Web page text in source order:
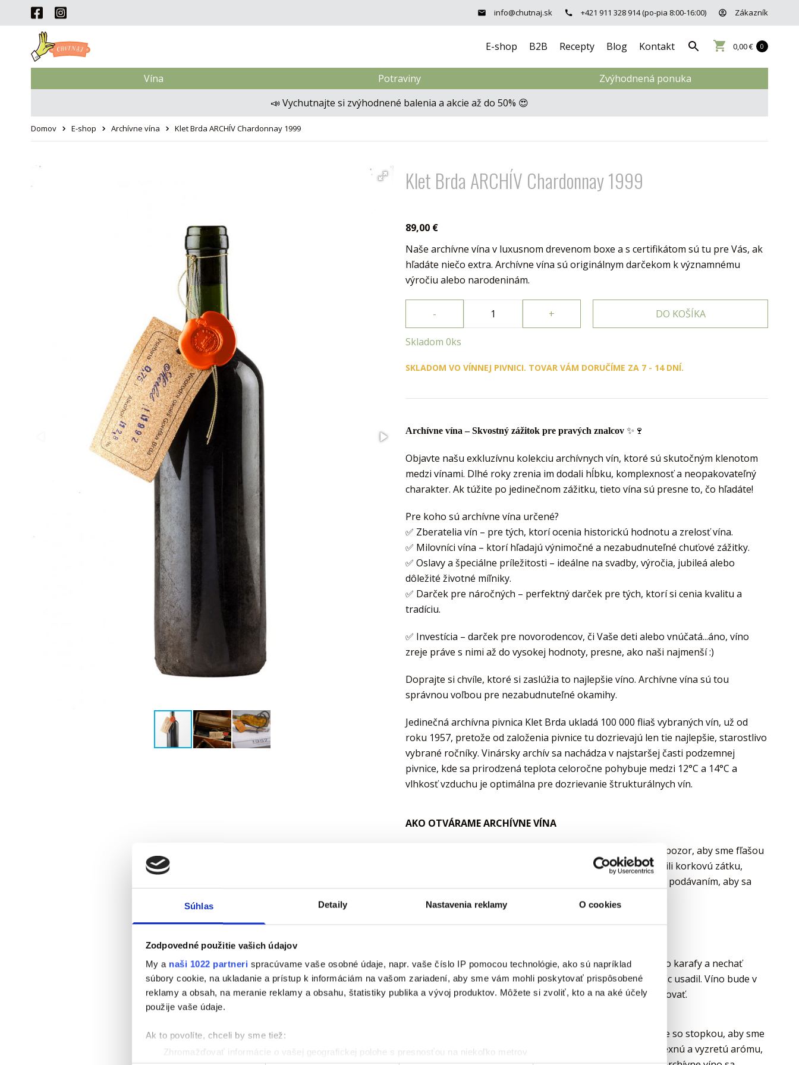
Súhlas Detaily Nastavenia reklamy O cookies
Zodpovedné použitie vašich údajov
My a naši 1022 partneri spracúvame vaše osobné údaje, napr. vaše číslo IP pomocou technológie, ako sú napríklad
súbory cookie, na ukladanie a prístup k informáciám na vašom zariadení, aby sme vám mohli poskytovať prispôsobené
reklamy a obsah, na meranie reklamy a obsahu, štatistiky publika a vývoj produktov. Môžete si zvoliť, kto a na aké účely
použije vaše údaje.
Ak to povolíte, chceli by sme tiež:
Zhromažďovať informácie o vašej geografickej polohe s presnosťou na niekoľko metrov
info@chutnaj.sk +421 911 328 914 (po-pia 8:00-16:00) Zákazník
E-shop B2B Recepty Blog Kontakt 0,00 € 0
Vína Potraviny
Zvýhodnená ponuka
📣 Vychutnajte si zvýhodnené balenia a akcie až do 50% 😍
Domov E-shop Archívne vína Klet Brda ARCHÍV Chardonnay 1999
Klet Brda ARCHÍV Chardonnay 1999
89,00 €
Naše archívne vína v luxusnom drevenom boxe a s certifikátom sú tu pre Vás, ak
hľadáte niečo extra. Archívne vína sú originálnym darčekom k významnému
výročiu alebo narodeninám.
- + DO KOŠÍKA
Skladom 0ks
SKLADOM VO VÍNNEJ PIVNICI. TOVAR VÁM DORUČÍME ZA 7 - 14 DNÍ.
Archívne vína – Skvostný zážitok pre pravých znalcov ✨ 🍷
Objavte našu exkluzívnu kolekciu archívnych vín, ktoré sú skutočným klenotom
medzi vínami. Dlhé roky zrenia im dodali hĺbku, komplexnosť a neopakovateľný
charakter. Ak túžite po jedinečnom zážitku, tieto vína sú presne to, čo hľadáte!
Pre koho sú archívne vína určené?
✅ Zberatelia vín – pre tých, ktorí ocenia historickú hodnotu a zrelosť vína.
✅ Milovníci vína – ktorí hľadajú výnimočné a nezabudnuteľné chuťové zážitky.
✅ Oslavy a špeciálne príležitosti – ideálne na svadby, výročia, jubileá alebo
dôležité životné míľniky.
✅ Darček pre náročných – perfektný darček pre tých, ktorí si cenia kvalitu a
tradíciu.
✅ Investícia – darček pre novorodencov, či Vaše deti alebo vnúčatá...áno, víno
zreje práve s nimi až do vysokej hodnoty, presne, ako naši najmenší :)
Doprajte si chvíle, ktoré si zaslúžia to najlepšie víno. Archívne vína sú tou
správnou voľbou pre nezabudnuteľné okamihy.
Jedinečná archívna pivnica Klet Brda ukladá 100 000 fliaš vybraných vín, už od
roku 1957, pretože od založenia pivnice tu dozrievajú len tie najlepšie, starostlivo
vybrané ročníky. Vinársky archív sa nachádza v najstaršej časti podzemnej
pivnice, kde sa prirodzená teplota celoročne pohybuje medzi 12°C a 14°C a
vlhkosť vzduchu je optimálna pre dozrievanie štrukturálnych vín.
AKO OTVÁRAME ARCHÍVNE VÍNA
Pred otvorením fľaše jemne očistime hrdlo fľaše a dávame pozor, aby sme fľašou
príliš nezatriasli. Otvárame ho opatrne, aby sme nepoškodili korkovú zátku,
ktorá je krehká. Fľašu otvoríme aspoň niekoľko hodín pred podávaním, aby sa
Odporúčame ihneď po otvorení fľaše víno opatrne naliať do karafy a nechať
ho niekoľko hodín odstáť, aby sa zvyšný sediment čo najviac usadil. Víno bude v
karafe krásne rozvoniavať a arómy sa pomaly začnú uvoľňovať.
Na ochutnanie archívneho vína potrebujeme väčšie poháre so stopkou, aby sme
mohli obdivovať jeho krásne farebné odtiene a cítiť komplexnú a vyzretú arómu,